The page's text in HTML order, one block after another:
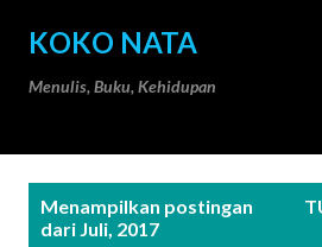
Langsung ke konten
KOKO NATA
Menulis, Buku, Kehidupan
Menampilkan postingan
dari Juli, 2017